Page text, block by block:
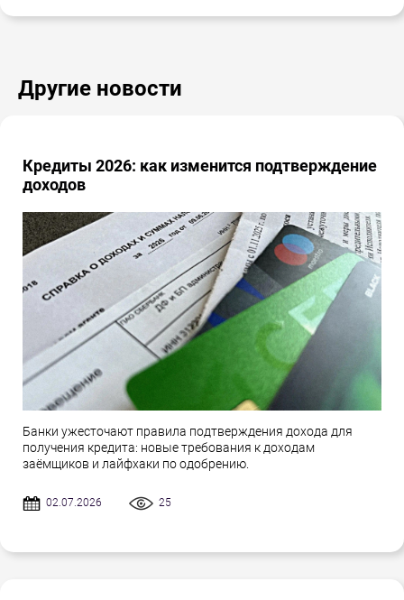
Другие новости
Кредиты 2026: как изменится подтверждение
доходов
Банки ужесточают правила подтверждения дохода для
получения кредита: новые требования к доходам
заёмщиков и лайфхаки по одобрению.
02.07.2026 25